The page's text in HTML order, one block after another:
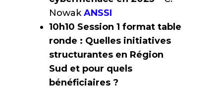
Nowak ANSSI
10h10 Session 1 format table
ronde : Quelles initiatives
structurantes en Région
Sud et pour quels
bénéficiaires ?